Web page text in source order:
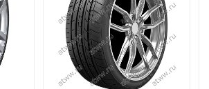
от 16 570 ₽
от 11 670 ₽
от 17 620 ₽